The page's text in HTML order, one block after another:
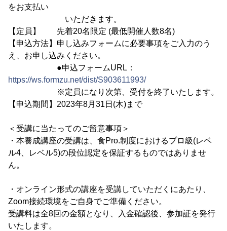
をお支払い
いただきます。
【定員】 先着20名限定 (最低開催人数8名)
【申込方法】申し込みフォームに必要事項をご入力のう
え、お申し込みください。
●申込フォームURL：
https://ws.formzu.net/dist/S903611993/
※定員になり次第、受付を終了いたします。
【申込期間】2023年8月31日(木)まで
＜受講に当たってのご留意事項＞
・本養成講座の受講は、食Pro.制度におけるプロ級(レベ
ル4、レベル5)の段位認定を保証するものではありませ
ん。
・オンライン形式の講座を受講していただくにあたり、
Zoom接続環境をご自身でご準備ください。
受講料は全8回の金額となり、入金確認後、参加証を発行
いたします。